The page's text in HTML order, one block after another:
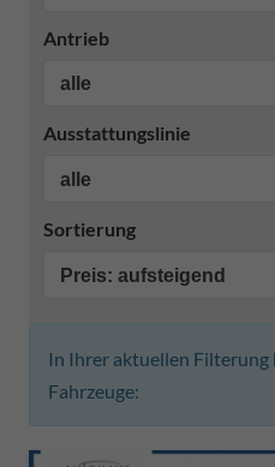
Antrieb
Ausstattungslinie
Sortierung
In Ihrer aktuellen Filterung
Fahrzeuge: